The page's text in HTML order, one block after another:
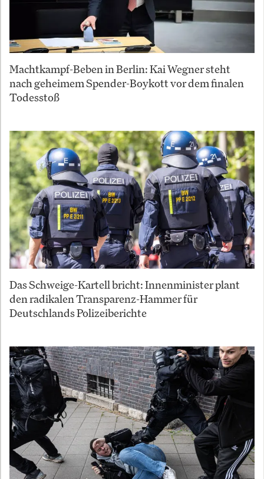
Machtkampf-Beben in Berlin: Kai Wegner steht
nach geheimem Spender-Boykott vor dem finalen
Todesstoß
Das Schweige-Kartell bricht: Innenminister plant
den radikalen Transparenz-Hammer für
Deutschlands Polizeiberichte